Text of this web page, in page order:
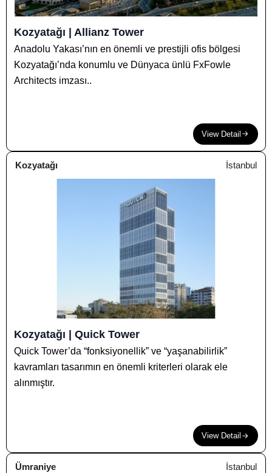
Kozyatağı | Allianz Tower
Anadolu Yakası’nın en önemli ve prestijli ofis bölgesi
Kozyatağı’nda konumlu ve Dünyaca ünlü FxFowle
Architects imzası..
View Detail
Kozyatağı İstanbul
Kozyatağı | Quick Tower
Quick Tower’da “fonksiyonellik” ve “yaşanabilirlik”
kavramları tasarımın en önemli kriterleri olarak ele
alınmıştır.
View Detail
Ümraniye İstanbul